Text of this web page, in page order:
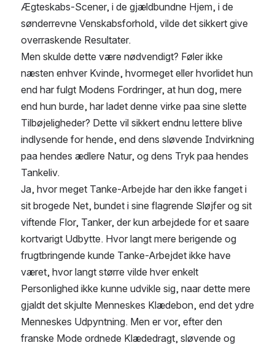
Ægteskabs-Scener, i de gjældbundne Hjem, i de
sønderrevne Venskabsforhold, vilde det sikkert give
overraskende Resultater.
Men skulde dette være nødvendigt? Føler ikke
næsten enhver Kvinde, hvormeget eller hvorlidet hun
end har fulgt Modens Fordringer, at hun dog, mere
end hun burde, har ladet denne virke paa sine slette
Tilbøjeligheder? Dette vil sikkert endnu lettere blive
indlysende for hende, end dens sløvende Indvirkning
paa hendes ædlere Natur, og dens Tryk paa hendes
Tankeliv.
Ja, hvor meget Tanke-Arbejde har den ikke fanget i
sit brogede Net, bundet i sine flagrende Sløjfer og sit
viftende Flor, Tanker, der kun arbejdede for et saare
kortvarigt Udbytte. Hvor langt mere berigende og
frugtbringende kunde Tanke-Arbejdet ikke have
været, hvor langt større vilde hver enkelt
Personlighed ikke kunne udvikle sig, naar dette mere
gjaldt det skjulte Menneskes Klædebon, end det ydre
Menneskes Udpyntning. Men er vor, efter den
franske Mode ordnede Klædedragt, sløvende og